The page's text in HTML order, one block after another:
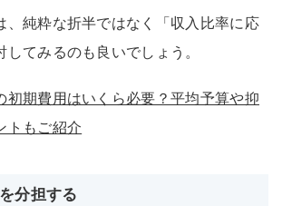
、純粋な折半ではなく「収入比率に応
してみるのも良いでしょう。
初期費用はいくら必要？平均予算や抑
トもご紹介
分担する